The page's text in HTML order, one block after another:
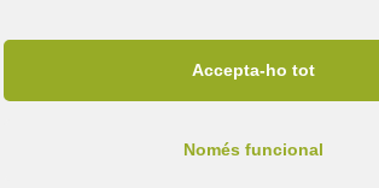
Accepta-ho tot
Només funcional